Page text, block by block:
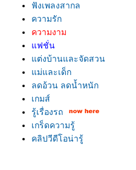
ฟังเพลงสากล
ความรัก
ความงาม
ฟชั่น
ต่งบ้านและจัดสวน
ม่และเด็ก
ลดอ้วน ลดน้ำหนัก
เกมส์
รู้เรื่องรถ
เกร็ดความรู้
คลิปวีดีโอน่ารู้